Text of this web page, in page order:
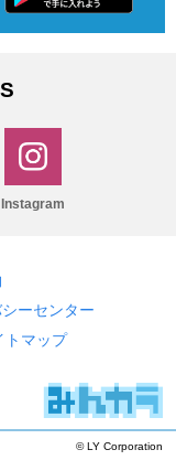
Instagram
ーセンター
トマップ
© LY Corporation